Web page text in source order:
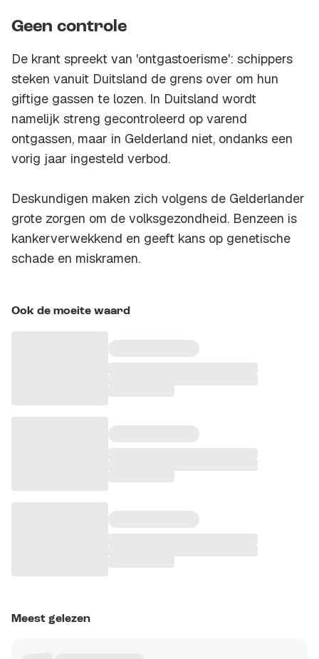
Geen controle
De krant spreekt van 'ontgastoerisme': schippers
steken vanuit Duitsland de grens over om hun
giftige gassen te lozen. In Duitsland wordt
namelijk streng gecontroleerd op varend
ontgassen, maar in Gelderland niet, ondanks een
vorig jaar ingesteld verbod.
Deskundigen maken zich volgens de Gelderlander
grote zorgen om de volksgezondheid. Benzeen is
kankerverwekkend en geeft kans op genetische
schade en miskramen.
Ook de moeite waard
Meest gelezen